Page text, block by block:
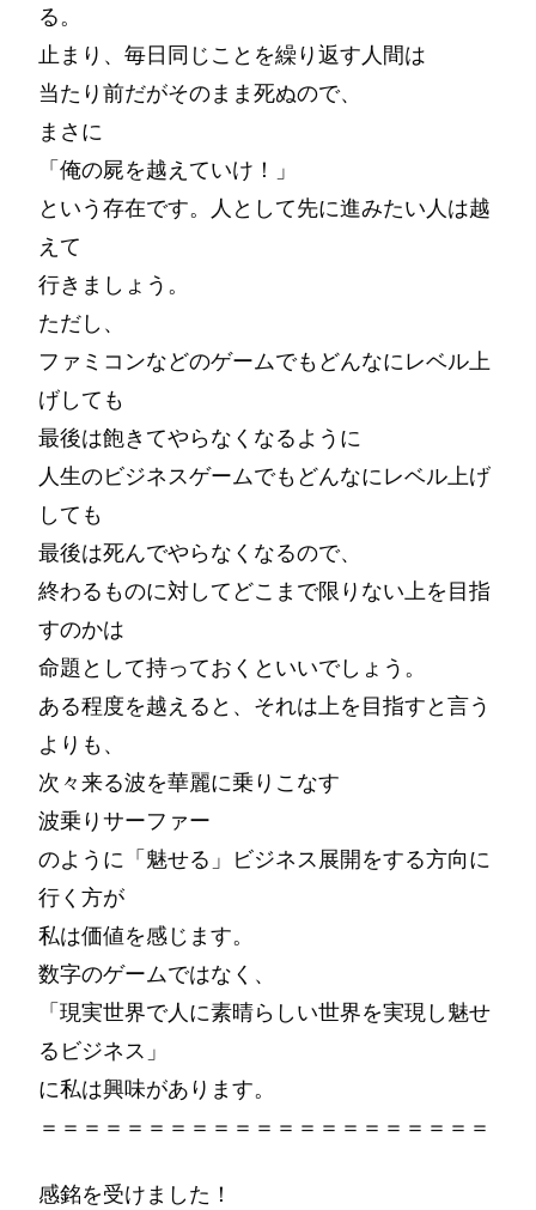
る。
止まり、毎日同じことを繰り返す人間は
当たり前だがそのまま死ぬので、
まさに
「俺の屍を越えていけ！」
という存在です。人として先に進みたい人は越
えて
行きましょう。
ただし、
ファミコンなどのゲームでもどんなにレベル上
げしても
最後は飽きてやらなくなるように
人生のビジネスゲームでもどんなにレベル上げ
しても
最後は死んでやらなくなるので、
終わるものに対してどこまで限りない上を目指
すのかは
命題として持っておくといいでしょう。
ある程度を越えると、それは上を目指すと言う
よりも、
次々来る波を華麗に乗りこなす
波乗りサーファー
のように「魅せる」ビジネス展開をする方向に
行く方が
私は価値を感じます。
数字のゲームではなく、
「現実世界で人に素晴らしい世界を実現し魅せ
るビジネス」
に私は興味があります。
＝＝＝＝＝＝＝＝＝＝＝＝＝＝＝＝＝＝＝＝＝
感銘を受けました！